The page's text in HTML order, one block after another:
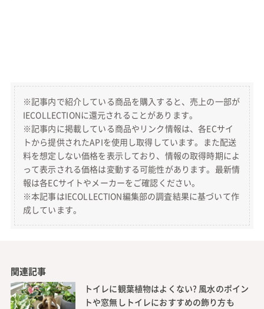
※記事内で紹介している商品を購入すると、売上の一部が
IECOLLECTIONに還元されることがあります。
※記事内に掲載している商品やリンク情報は、各ECサイ
トから提供されたAPIを使用し取得しています。また配送
料を想定しない価格を表示しており、情報の取得時期によ
って表示される価格は変動する可能性があります。最新情
報は各ECサイトやメーカーをご確認ください。
※本記事はIECOLLECTION編集部の調査結果に基づいて作
成しています。
関連記事
トイレに観葉植物はよくない? 風水のポイン
トや窓無しトイレにおすすめの飾り方も